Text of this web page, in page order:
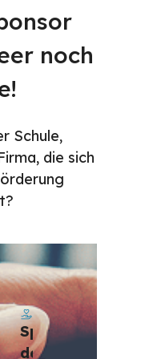
noch
Schule,
die sich
Spende
deine